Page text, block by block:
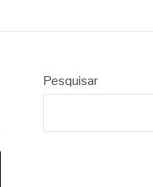
Pesquisar